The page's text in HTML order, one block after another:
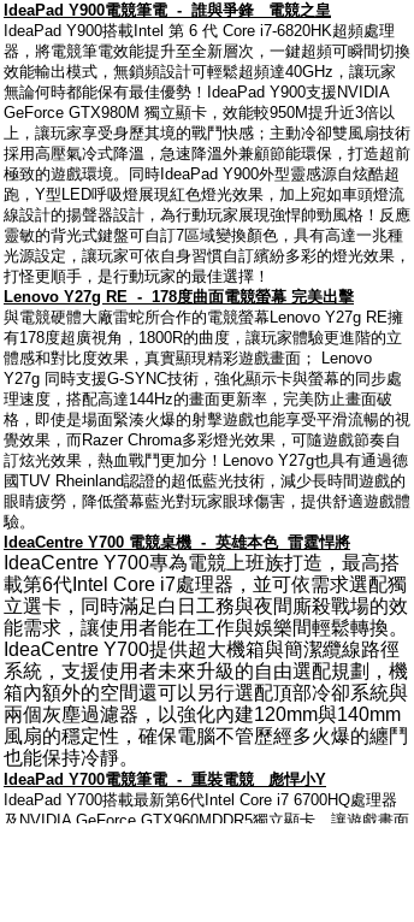
IdeaPad Y900電競筆電 - 誰與爭鋒
電競之皇
IdeaPad Y900搭載Intel 第 6 代 Core i7-6820HK超頻處理
器，將電競筆電效能提升至全新層次，一鍵超頻可瞬間切換
效能輸出模式，無鎖頻設計可輕鬆超頻達40GHz，讓玩家
無論何時都能保有最佳優勢！IdeaPad Y900支援NVIDIA
GeForce GTX980M 獨立顯卡，效能較950M提升近3倍以
上，讓玩家享受身歷其境的戰鬥快感；主動冷卻雙風扇技術
採用高壓氣冷式降溫，急速降溫外兼顧節能環保，打造超前
極致的遊戲環境。同時IdeaPad Y900外型靈感源自炫酷超
跑，Y型LED呼吸燈展現紅色燈光效果，加上宛如車頭燈流
線設計的揚聲器設計，為行動玩家展現強悍帥勁風格！反應
靈敏的背光式鍵盤可自訂7區域變換顏色，具有高達一兆種
光源設定，讓玩家可依自身習慣自訂繽紛多彩的燈光效果，
打怪更順手，是行動玩家的最佳選擇！
Lenovo Y27g RE - 178度曲面電競螢幕 完美出擊
與電競硬體大廠雷蛇所合作的電競螢幕Lenovo Y27g RE擁
有178度超廣視角，1800R的曲度，讓玩家體驗更進階的立
體感和對比度效果，真實顯現精彩遊戲畫面； Lenovo
Y27g 同時支援G-SYNC技術，強化顯示卡與螢幕的同步處
理速度，搭配高達144Hz的畫面更新率，完美防止畫面破
格，即使是場面緊湊火爆的射擊遊戲也能享受平滑流暢的視
覺效果，而Razer Chroma多彩燈光效果，可隨遊戲節奏自
訂炫光效果，熱血戰鬥更加分！Lenovo Y27g也具有通過德
國TUV Rheinland認證的超低藍光技術，減少長時間遊戲的
眼睛疲勞，降低螢幕藍光對玩家眼球傷害，提供舒適遊戲體
驗。
IdeaCentre Y700 電競桌機 - 英雄本色 雷霆悍將
IdeaCentre Y700專為電競上班族打造，最高搭
載第6代 Intel Core i7處理器，並可依需求選配獨
立選卡，同時滿足白日工務與夜間廝殺戰場的效
能需求，讓使用者能在工作與娛樂間輕鬆轉換。
IdeaCentre Y700提供超大機箱與簡潔纜線路徑
系統，支援使用者未來升級的自由選配規劃，機
箱內額外的空間還可以另行選配頂部冷卻系統與
兩個灰塵過濾器，以強化內建120mm與140mm
風扇的穩定性，確保電腦不管歷經多火爆的纏鬥
也能保持冷靜。
IdeaPad Y700電競筆電 - 重裝電競 彪悍小Y
IdeaPad Y700搭載最新第6代Intel Core i7 6700HQ處理器
及NVIDIA GeForce GTX960MDDR5獨立顯卡，讓遊戲畫面